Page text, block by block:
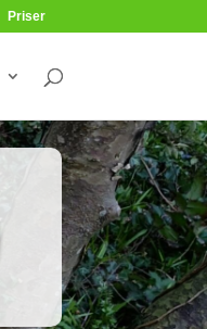
Priser